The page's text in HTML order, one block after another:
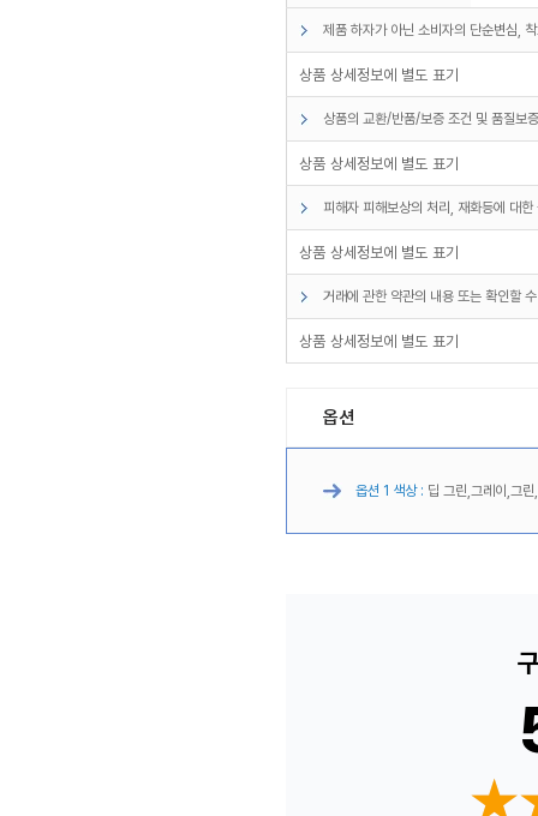
제품 하자가 아닌 소비자의 단순변심,
상품 상세정보에 별도 표기
상품의 교환/반품/보증 조건 및 품질보
상품 상세정보에 별도 표기
피해자 피해보상의 처리, 재화등에 대
상품 상세정보에 별도 표기
거래에 관한 약관의 내용 또는 확인할
상품 상세정보에 별도 표기
옵션
옵션 1 색상 : 딥 그린,그레이,그